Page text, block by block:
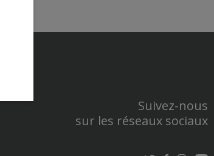
Suivez-nous
sur les réseaux sociaux